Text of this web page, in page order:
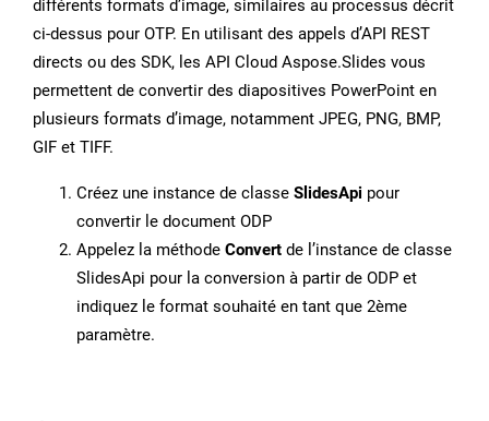
différents formats d’image, similaires au processus décrit
ci-dessus pour OTP. En utilisant des appels d’API REST
directs ou des SDK, les API Cloud Aspose.Slides vous
permettent de convertir des diapositives PowerPoint en
plusieurs formats d’image, notamment JPEG, PNG, BMP,
GIF et TIFF.
Créez une instance de classe SlidesApi pour
convertir le document ODP
Appelez la méthode Convert de l’instance de classe
SlidesApi pour la conversion à partir de ODP et
indiquez le format souhaité en tant que 2ème
paramètre.